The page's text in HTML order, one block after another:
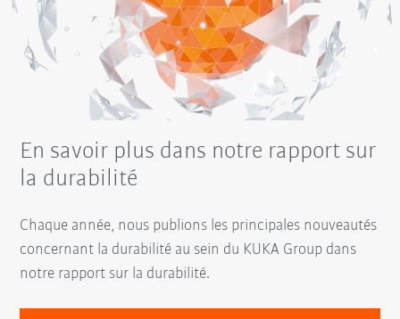
En savoir plus dans notre rapport sur
la durabilité
Chaque année, nous publions les principales nouveautés
concernant la durabilité au sein du KUKA Group dans
notre rapport sur la durabilité.